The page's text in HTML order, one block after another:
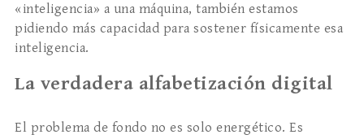
«inteligencia» a una máquina, también estamos
pidiendo más capacidad para sostener físicamente esa
inteligencia.
La verdadera alfabetización digital
El problema de fondo no es solo energético. Es